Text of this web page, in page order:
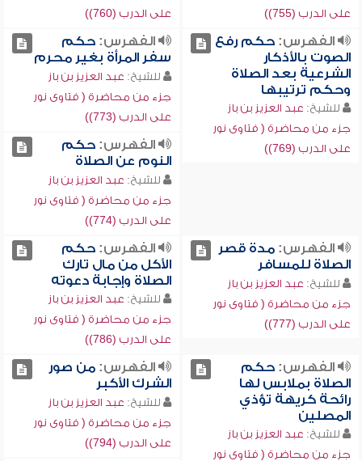
على الدرب (755))
على الدرب (760))
الفهرس:حكم رفع
الصوت بالأذكار
الشرعية بعد الصلاة
وحكم ترتيبها
للشيخ: عبد العزيز بن باز
جزء من محاضرة ( فتاوى نور
على الدرب (769))
الفهرس:حكم
سفر المرأة بغير محرم
للشيخ: عبد العزيز بن باز
جزء من محاضرة ( فتاوى نور
على الدرب (773))
الفهرس:حكم
النوم عن الصلاة
للشيخ: عبد العزيز بن باز
جزء من محاضرة ( فتاوى نور
على الدرب (774))
الفهرس:مدة قصر
الصلاة للمسافر
للشيخ: عبد العزيز بن باز
جزء من محاضرة ( فتاوى نور
على الدرب (777))
الفهرس:حكم
الأكل من مال تارك
الصلاة وإجابة دعوته
للشيخ: عبد العزيز بن باز
جزء من محاضرة ( فتاوى نور
على الدرب (786))
الفهرس:حكم
الصلاة بملابس لها
رائحة كريهة تؤذي
المصلين
للشيخ: عبد العزيز بن باز
جزء من محاضرة ( فتاوى نور
الفهرس:من صور
الشرك الأكبر
للشيخ: عبد العزيز بن باز
جزء من محاضرة ( فتاوى نور
على الدرب (794))